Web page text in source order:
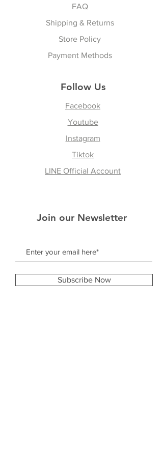
FAQ
Shipping & Returns
Store Policy
Payment Methods
Follow Us
Facebook
Youtube
Instagram
Tiktok
LINE Official Account
Join our Newsletter
Subscribe Now